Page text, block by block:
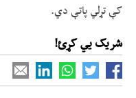
کې تړلي پاتې دي.
شریک یي کړئ!